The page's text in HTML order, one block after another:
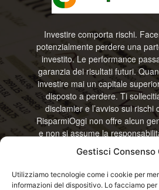
Gestisci Consenso
Utilizziamo tecnologie come i cookie per
informazioni del dispositivo. Lo facciamo
Investire comporta rischi.
potenzialmente perdere una
investito. Le performance
garanzia dei risultati futuri.
investire mai un capitale
disposto a perdere. Ti
disclamier e l’avviso sui rischi
RisparmiOggi non offre alcun
e non si assume la
informazioni riportate.
a usare questo sito o ogni
questo sito, dichiari di accettare
previste. ©